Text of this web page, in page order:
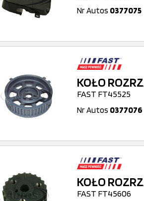
Nr Autos 0377075
KOŁO
FAST FT45525
Nr Autos 0377076
KOŁO
FAST FT45606